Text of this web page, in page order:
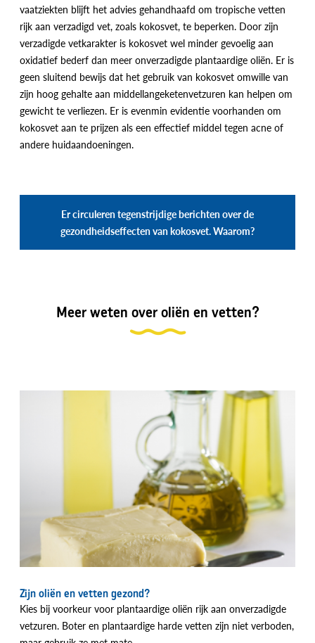
vaatziekten blijft het advies gehandhaafd om tropische vetten
rijk aan verzadigd vet, zoals kokosvet, te beperken. Door zijn
verzadigde vetkarakter is kokosvet wel minder gevoelig aan
oxidatief bederf dan meer onverzadigde plantaardige oliën. Er is
geen sluitend bewijs dat het gebruik van kokosvet omwille van
zijn hoog gehalte aan middellangeketenvetzuren kan helpen om
gewicht te verliezen. Er is evenmin evidentie voorhanden om
kokosvet aan te prijzen als een effectief middel tegen acne of
andere huidaandoeningen.
Er circuleren tegenstrijdige berichten over de
gezondheidseffecten van kokosvet. Waarom?
Meer weten over oliën en vetten?
Zijn oliën en vetten gezond?
Kies bij voorkeur voor plantaardige oliën rijk aan onverzadigde
vetzuren. Boter en plantaardige harde vetten zijn niet verboden,